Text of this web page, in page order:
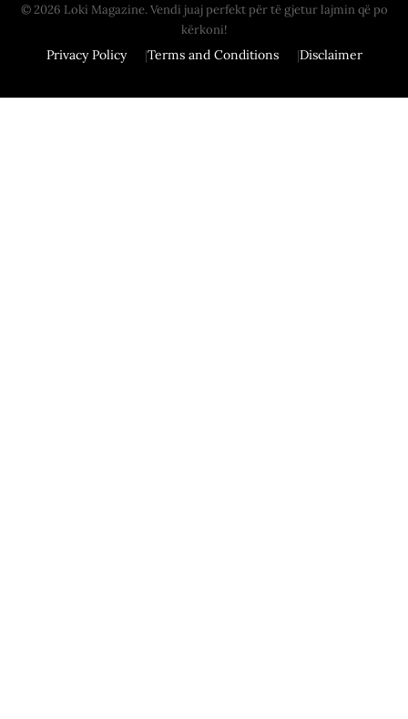
© 2026 Loki Magazine. Vendi juaj perfekt për të gjetur lajmin që po
kërkoni!
Privacy Policy Terms and Conditions Disclaimer